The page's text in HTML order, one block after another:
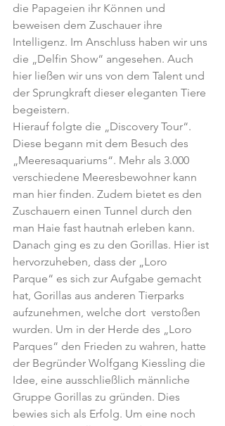
die Papageien ihr Können und
beweisen dem Zuschauer ihre
Intelligenz. Im Anschluss haben wir uns
die „Delfin Show“ angesehen. Auch
hier ließen wir uns von dem Talent und
der Sprungkraft dieser eleganten Tiere
begeistern.
Hierauf folgte die „Discovery Tour“.
Diese begann mit dem Besuch des
„Meeresaquariums“. Mehr als 3.000
verschiedene Meeresbewohner kann
man hier finden. Zudem bietet es den
Zuschauern einen Tunnel durch den
man Haie fast hautnah erleben kann.
Danach ging es zu den Gorillas. Hier ist
hervorzuheben, dass der „Loro
Parque“ es sich zur Aufgabe gemacht
hat, Gorillas aus anderen Tierparks
aufzunehmen, welche dort  verstoßen
wurden. Um in der Herde des „Loro
Parques“ den Frieden zu wahren, hatte
der Begründer Wolfgang Kiessling die
Idee, eine ausschließlich männliche
Gruppe Gorillas zu gründen. Dies
bewies sich als Erfolg. Um eine noch